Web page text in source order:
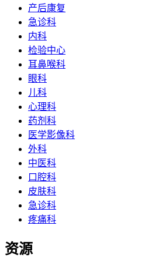
产后康复
急诊科
内科
检验中心
耳鼻喉科
眼科
儿科
心理科
药剂科
医学影像科
外科
中医科
口腔科
皮肤科
急诊科
疼痛科
资源